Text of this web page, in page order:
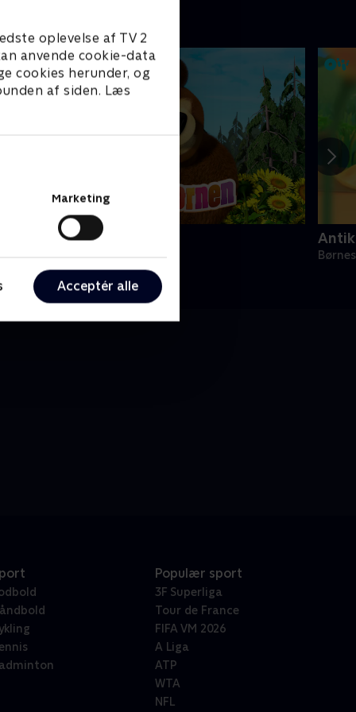
oplevelse af TV 2
anvende cookie-data
cookies herunder, og
af siden. Læs
Marketing
Acceptér alle
Masha og bjørnen
• 3 sæsoner
Populær sport
3F Superliga
Tour de France
FIFA VM 2026
A Liga
ATP
WTA
NFL